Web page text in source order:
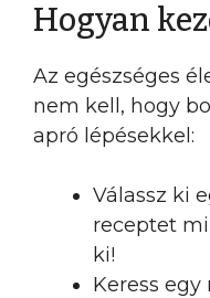
Hogyan
Az egészséges
nem kell, hogy
apró lépésekkel:
Válassz ki
receptet
ki!
Keress